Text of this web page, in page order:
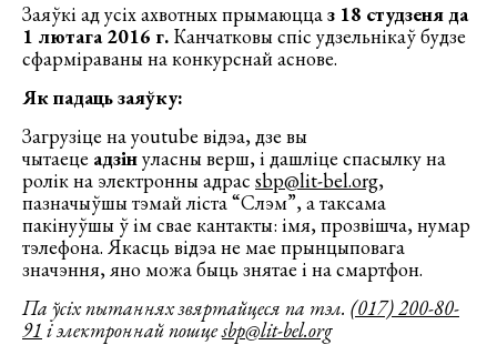
Заяўкі ад усіх ахвотных прымаюццаз 18 студзеня да
1 лютага 2016 г. Канчатковы спіс удзельнікаў будзе
сфарміраваны на конкурснай аснове.
Як падаць заяўку:
Загрузіце на youtube відэа, дзе вы
чытаеце адзінуласны верш, і дашліце спасылку на
ролік на электронны адрас sbp@lit-bel.org,
пазначыўшы тэмай ліста “Слэм”, а таксама
пакінуўшы ў ім свае кантакты: імя, прозвішча, нумар
тэлефона. Якасць відэа не мае прынцыповага
значэння, яно можа быць знятае і на смартфон.
Па ўсіх пытаннях звяртайцеся па тэл. (017) 200-80-
91 і электроннай пошцеsbp@lit-bel.org